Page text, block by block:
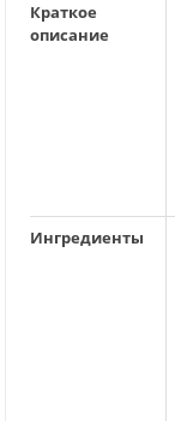
Краткое
описание
Ингредиенты